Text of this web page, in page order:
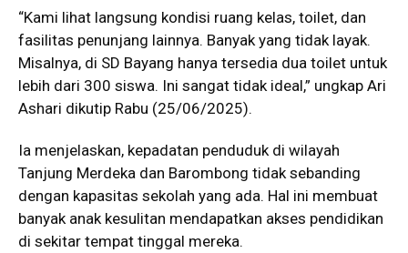
“Kami lihat langsung kondisi ruang kelas, toilet, dan
fasilitas penunjang lainnya. Banyak yang tidak layak.
Misalnya, di SD Bayang hanya tersedia dua toilet untuk
lebih dari 300 siswa. Ini sangat tidak ideal,” ungkap Ari
Ashari dikutip Rabu (25/06/2025).
Ia menjelaskan, kepadatan penduduk di wilayah
Tanjung Merdeka dan Barombong tidak sebanding
dengan kapasitas sekolah yang ada. Hal ini membuat
banyak anak kesulitan mendapatkan akses pendidikan
di sekitar tempat tinggal mereka.